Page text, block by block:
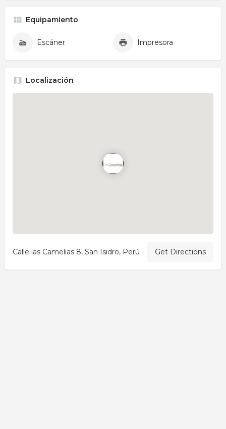
Equipamiento
Escáner Impresora
Localización
Calle las Camelias 8, San Isidro, Perú Get Directions